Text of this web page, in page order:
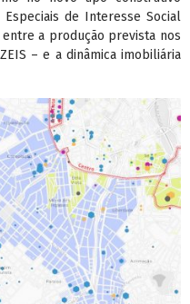
de Interesse Social
a produção prevista nos
– e a dinâmica imobiliária